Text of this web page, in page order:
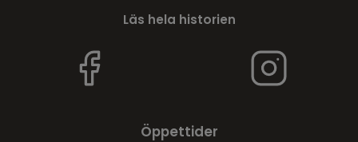
Läs hela historien
Öppettider